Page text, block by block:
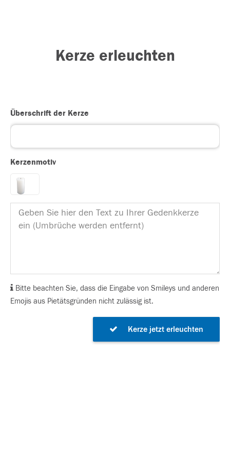
Kerze erleuchten
Überschrift der Kerze
Kerzenmotiv
Bitte beachten Sie, dass die Eingabe von Smileys und anderen
Emojis aus Pietätsgründen nicht zulässig ist.
Kerze jetzt erleuchten